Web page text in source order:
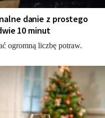
danie z prostego
10 minut
ogromną liczbę potraw.